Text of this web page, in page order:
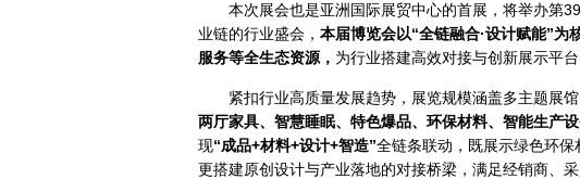
本次展会也是亚洲国际展贸中心的首展，将举办第
业链的行业盛会， 本届博览会以“全链融合·设计赋能”
服务等全生态资源， 为行业搭建高效对接与创新展示平台
紧扣行业高质量发展趋势，展览规模涵盖多主题展
两厅家具、智慧睡眠、特色爆品、环保材料、智能生产
现“成品+材料+设计+智造”全链条联动，既展示绿色环保
更搭建原创设计与产业落地的对接桥梁，满足经销商、